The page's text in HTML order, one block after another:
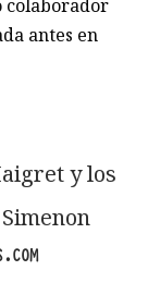
colaborador
antes en
y los